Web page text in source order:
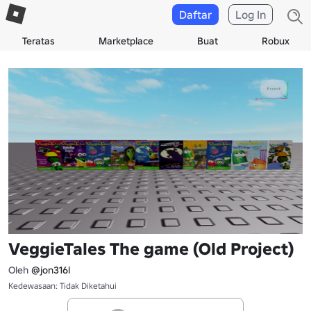
Teratas Marketplace Buat Robux
Daftar Log In
VeggieTales The game (Old Project)
Oleh @jon316l
Kedewasaan: Tidak Diketahui